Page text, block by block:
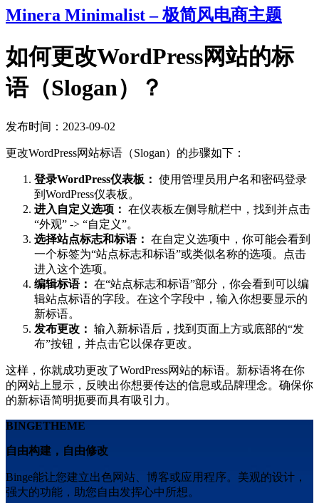
Minera Minimalist – 极简风电商主题
如何更改WordPress网站的标
语（Slogan）？
发布时间：2023-09-02
更改WordPress网站标语（Slogan）的步骤如下：
登录WordPress仪表板： 使用管理员用户名和密码登录
到WordPress仪表板。
进入自定义选项： 在仪表板左侧导航栏中，找到并点击
“外观” -> “自定义”。
选择站点标志和标语： 在自定义选项中，你可能会看到
一个标签为“站点标志和标语”或类似名称的选项。点击
进入这个选项。
编辑标语： 在“站点标志和标语”部分，你会看到可以编
辑站点标语的字段。在这个字段中，输入你想要显示的
新标语。
发布更改： 输入新标语后，找到页面上方或底部的“发
布”按钮，并点击它以保存更改。
这样，你就成功更改了WordPress网站的标语。新标语将在你
的网站上显示，反映出你想要传达的信息或品牌理念。确保你
的新标语简明扼要而具有吸引力。
BINGETHEME
自由构建，自由修改
Binge能让您建立出色网站、博客或应用程序。美观的设计，
强大的功能，助您自由发挥心中所想。